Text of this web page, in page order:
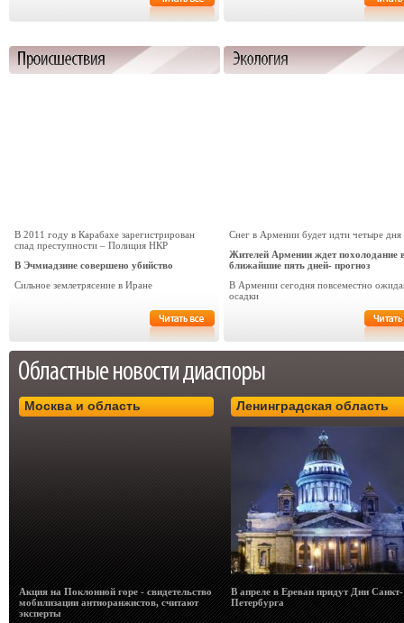
В 2011 году в Карабахе зарегистрирован
спад преступности – Полиция НКР
В Эчмиадзине совершено убийство
Сильное землетрясение в Иране
Снег в Армении будет идти четыре дня
Жителей Армении ждет похолодание
ближайшие пять дней- прогноз
В Армении сегодня повсеместно
осадки
Москва и область
Акция на Поклонной горе - свидетельство
мобилизации антиоранжистов, считают
эксперты
Ленинградская область
В апреле в Ереван придут Дни Санкт-
Петербурга